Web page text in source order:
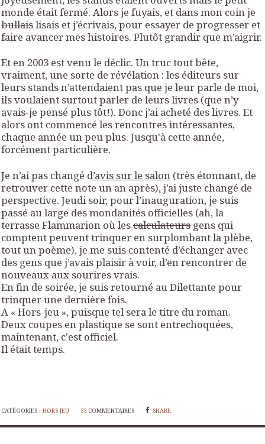
monde était fermé. Alors je fuyais, et dans mon coin je
bullaislisais et j’écrivais, pour essayer de progresser et
faire avancer mes histoires. Plutôt grandir que m’aigrir.
Et en 2003 est venu le déclic. Un truc tout bête,
vraiment, une sorte de révélation : les éditeurs sur
leurs stands n’attendaient pas que je leur parle de moi,
ils voulaient surtout parler de leurs livres (que n’y
avais-je pensé plus tôt!). Donc j’ai acheté des livres. Et
alors ont commencé les rencontres intéressantes,
chaque année un peu plus. Jusqu'à cette année,
forcément particulière.
Je n’ai pas changé d’avis sur le salon (très étonnant, de
retrouver cette note un an après), j’ai juste changé de
perspective. Jeudi soir, pour l’inauguration, je suis
passé au large des mondanités officielles (ah, la
terrasse Flammarion où lescalculateurs gens qui
comptent peuvent trinquer en surplombant la plèbe,
tout un poème), je me suis contenté d’échanger avec
des gens que j’avais plaisir à voir, d’en rencontrer de
nouveaux aux sourires vrais.
En fin de soirée, je suis retourné au Dilettante pour
trinquer une dernière fois.
A « Hors-jeu », puisque tel sera le titre du roman.
Deux coupes en plastique se sont entrechoquées,
maintenant, c'est officiel.
Il était temps.
CATÉGORIES : HORS JEU 33 COMMENTAIRES SHARE